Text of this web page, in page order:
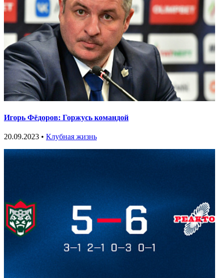
Игорь Фёдоров: Горжусь командой
20.09.2023 • Клубная жизнь